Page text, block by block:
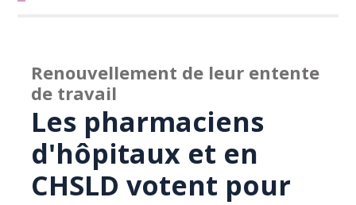
Renouvellement de leur entente
de travail
Les pharmaciens
d'hôpitaux et en
CHSLD votent pour